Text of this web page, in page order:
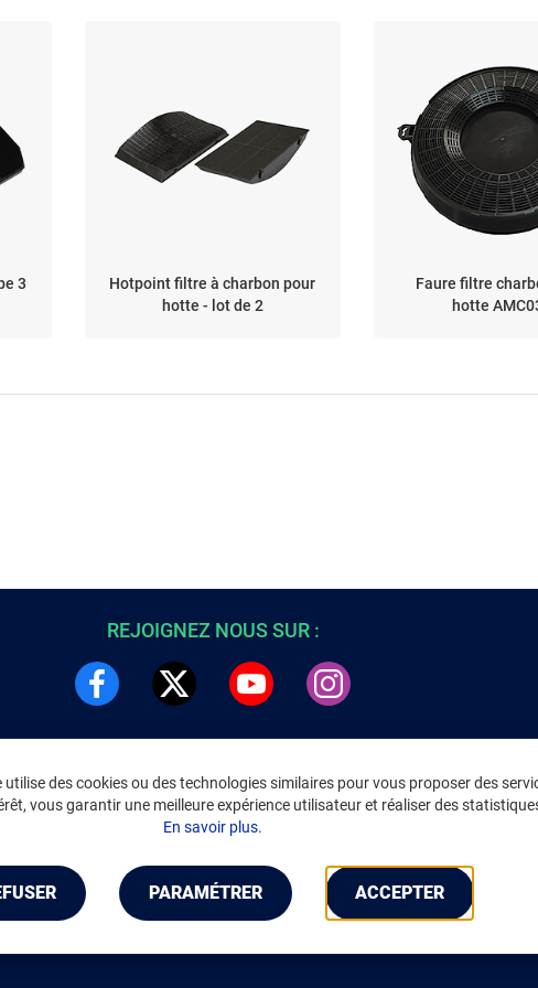
3
Hotpoint filtre à charbon pour
hotte - lot de 2
Faure filtre
hotte
utilise des cookies ou des technologies similaires pour vous proposer des
vous garantir une meilleure expérience utilisateur et réaliser des
En savoir plus.
PARAMÉTRER ACCEPTER
REJOIGNEZ NOUS SUR :
INFORMATIONS LÉGALES
Environnement
CGV/CGU Marketplace
Gérer mes cookies
Mentions légales
Accessibilité : non conforme